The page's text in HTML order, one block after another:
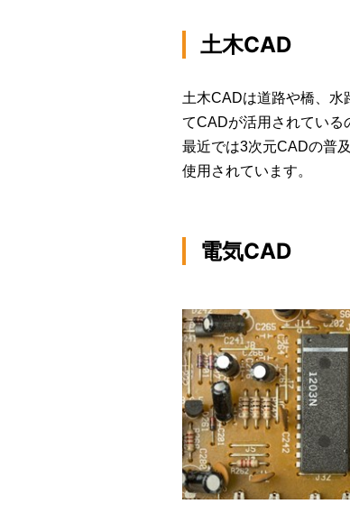
土木CAD
土木CADは道路や橋、水
てCADが活用されている
最近では3次元CADの普
使用されています。
電気CAD